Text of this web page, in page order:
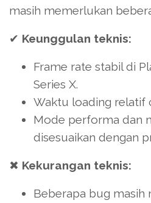
masih memerlukan
✔ Keunggulan teknis:
Frame rate stabil di
Series X.
Waktu loading relatif
Mode performa dan
disesuaikan dengan
✖ Kekurangan teknis:
Beberapa bug